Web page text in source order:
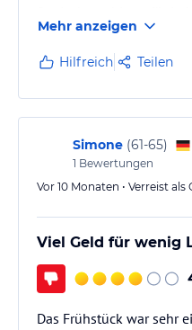
den warmen
Mehr anzeigen
Hilfreich Teilen
Simone (61-65)
1 Bewertungen
Vor 10 Monaten • Verreist
Viel Geld für wenig
Das Frühstück war sehr